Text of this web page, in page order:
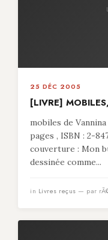
25 DÉC 2005
[LIVRE]
mobiles de
pages , ISBN : 2-
couverture : Mon
dessinée comme...
in Livres reçus — par